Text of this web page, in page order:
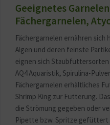
Geeignetes
Fächergarnelen,
Fächergarnelen ernähren
Algen und deren feinste
eignen sich Staubfuttersorten
AQ4 Aquaristik, Spirulina-
Fächergarnelen erhältliches
Shrimp King zur Fütterung.
die Strömung gegeben oder
Pipette bzw. Spritze gefüttert